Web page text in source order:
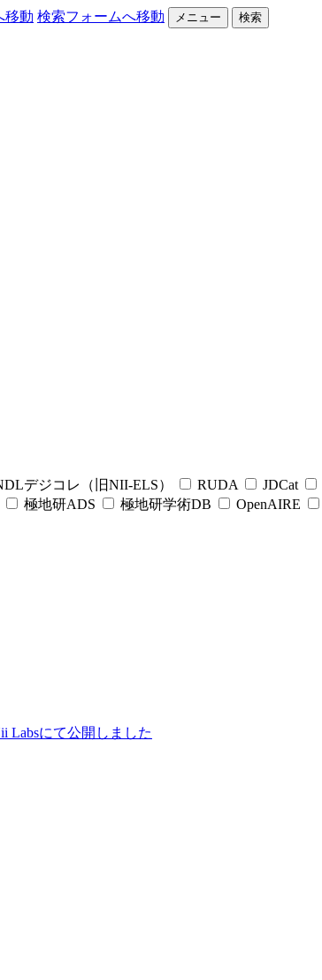
移動 検索フォームへ移動 メニュー 検索
デジコレ（旧NII-ELS） RUDA JDCat
極地研ADS 極地研学術DB OpenAIRE
Labsにて公開しました